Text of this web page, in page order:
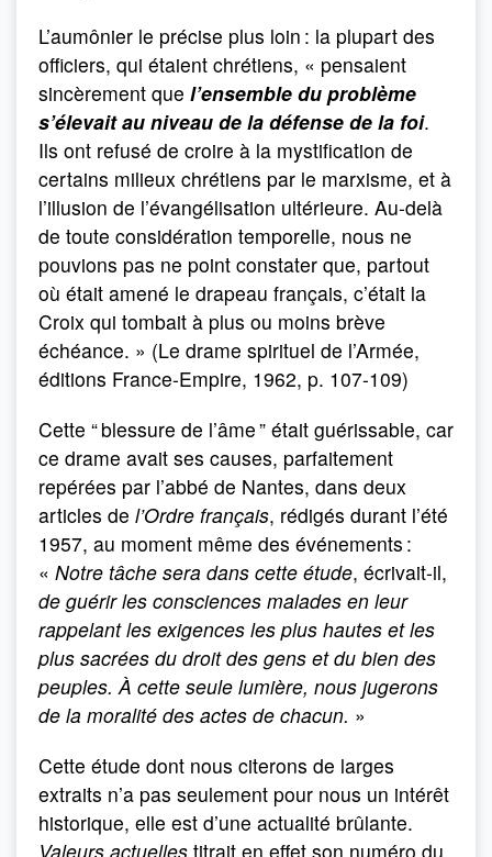
L’aumônier le précise plus loin : la plupart des
officiers, qui étaient chrétiens, « pensaient
sincèrement que l’ensemble du problème
s’élevait au niveau de la défense de la foi.
Ils ont refusé de croire à la mystification de
certains milieux chrétiens par le marxisme, et à
l’illusion de l’évangélisation ultérieure. Au-delà
de toute considération temporelle, nous ne
pouvions pas ne point constater que, partout
où était amené le drapeau français, c’était la
Croix qui tombait à plus ou moins brève
échéance. » (Le drame spirituel de l’Armée,
éditions France-Empire, 1962, p. 107-109)
Cette “ blessure de l’âme ” était guérissable, car
ce drame avait ses causes, parfaitement
repérées par l’abbé de Nantes, dans deux
articles de l’Ordre français, rédigés durant l’été
1957, au moment même des événements :
« Notre tâche sera dans cette étude, écrivait-il,
de guérir les consciences malades en leur
rappelant les exigences les plus hautes et les
plus sacrées du droit des gens et du bien des
peuples. À cette seule lumière, nous jugerons
de la moralité des actes de chacun. »
Cette étude dont nous citerons de larges
extraits n’a pas seulement pour nous un intérêt
historique, elle est d’une actualité brûlante.
Valeurs actuelles titrait en effet son numéro du